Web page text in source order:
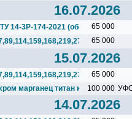
16.07.2026
14-3Р-174-2021 (обсадная),
65 000
65 000
15.07.2026
65 000
марганец титан кремний чугун
100 000
14.07.2026